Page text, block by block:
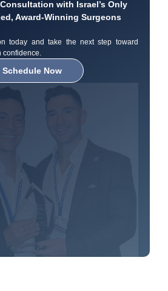
with Israel’s Only
Award-Winning Surgeons
today and take the next step toward
Schedule Now